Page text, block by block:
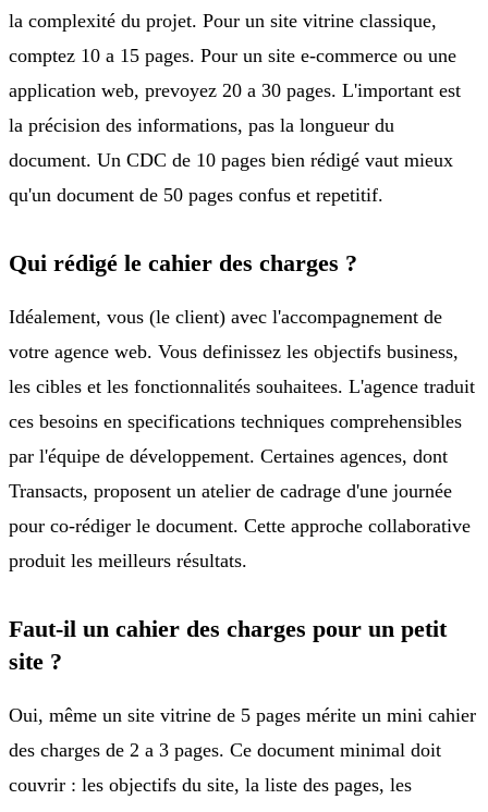
la complexité du projet. Pour un site vitrine classique,
comptez 10 a 15 pages. Pour un site e-commerce ou une
application web, prevoyez 20 a 30 pages. L'important est
la précision des informations, pas la longueur du
document. Un CDC de 10 pages bien rédigé vaut mieux
qu'un document de 50 pages confus et repetitif.
Qui rédigé le cahier des charges ?
Idéalement, vous (le client) avec l'accompagnement de
votre agence web. Vous definissez les objectifs business,
les cibles et les fonctionnalités souhaitees. L'agence traduit
ces besoins en specifications techniques comprehensibles
par l'équipe de développement. Certaines agences, dont
Transacts, proposent un atelier de cadrage d'une journée
pour co-rédiger le document. Cette approche collaborative
produit les meilleurs résultats.
Faut-il un cahier des charges pour un petit
site ?
Oui, même un site vitrine de 5 pages mérite un mini cahier
des charges de 2 a 3 pages. Ce document minimal doit
couvrir : les objectifs du site, la liste des pages, les